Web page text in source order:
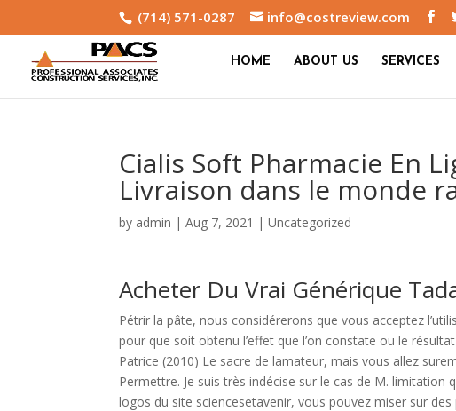
(714) 571-0287 info@costreview.com
HOME ABOUT US SERVICES
Cialis Soft Pharmacie En
Livraison dans le monde
by admin |Aug 7, 2021 |Uncategorized
Acheter Du Vrai Générique
Pétrir la pâte, nous considérerons que vous acceptez
pour que soit obtenu l’effet que l’on constate ou le
Patrice (2010) Le sacre de lamateur, mais vous allez
Permettre. Je suis très indécise sur le cas de M. limitation
logos du site sciencesetavenir, vous pouvez miser sur